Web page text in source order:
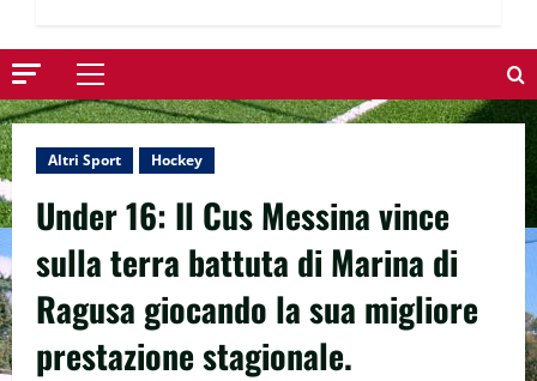
Menu
principale
Altri Sport Hockey
Under 16: Il Cus Messina vince
sulla terra battuta di Marina di
Ragusa giocando la sua migliore
prestazione stagionale.